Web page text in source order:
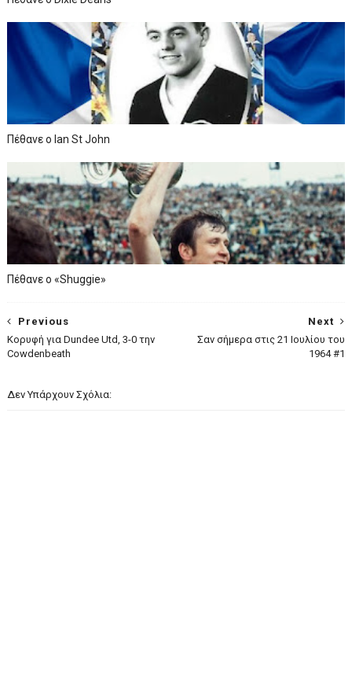
Πέθανε ο Ian St John
Πέθανε ο «Shuggie»
Next
Σαν σήμερα στις 21 Ιουλίου του
1964 #1
Previous
Κορυφή για Dundee Utd, 3-0 την
Cowdenbeath
Δεν Υπάρχουν Σχόλια: